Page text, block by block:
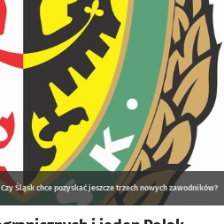
Czy Śląsk chce pozyskać jeszcze trzech nowych zawodników?